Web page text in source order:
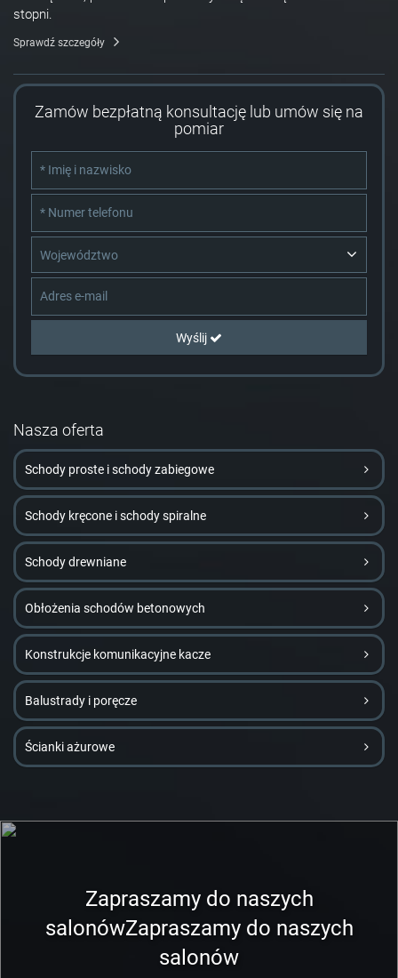
stopni.
Sprawdź szczegóły
Zamów bezpłatną konsultację lub umów się na
pomiar
Województwo
Wyślij
Nasza oferta
Schody proste i schody zabiegowe
Schody kręcone i schody spiralne
Schody drewniane
Obłożenia schodów betonowych
Konstrukcje komunikacyjne kacze
Balustrady i poręcze
Ścianki ażurowe
Zapraszamy do naszych
salonówZapraszamy do naszych
salonów